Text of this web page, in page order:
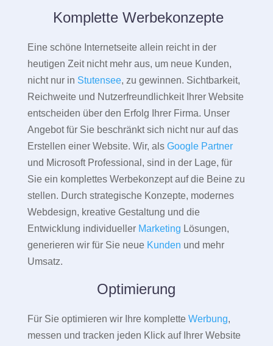
Komplette Werbekonzepte
Eine schöne Internetseite allein reicht in der
heutigen Zeit nicht mehr aus, um neue Kunden,
nicht nur in Stutensee, zu gewinnen. Sichtbarkeit,
Reichweite und Nutzerfreundlichkeit Ihrer Website
entscheiden über den Erfolg Ihrer Firma. Unser
Angebot für Sie beschränkt sich nicht nur auf das
Erstellen einer Website. Wir, als Google Partner
und Microsoft Professional, sind in der Lage, für
Sie ein komplettes Werbekonzept auf die Beine zu
stellen. Durch strategische Konzepte, modernes
Webdesign, kreative Gestaltung und die
Entwicklung individueller Marketing Lösungen,
generieren wir für Sie neue Kunden und mehr
Umsatz.
Optimierung
Für Sie optimieren wir Ihre komplette Werbung,
messen und tracken jeden Klick auf Ihrer Website